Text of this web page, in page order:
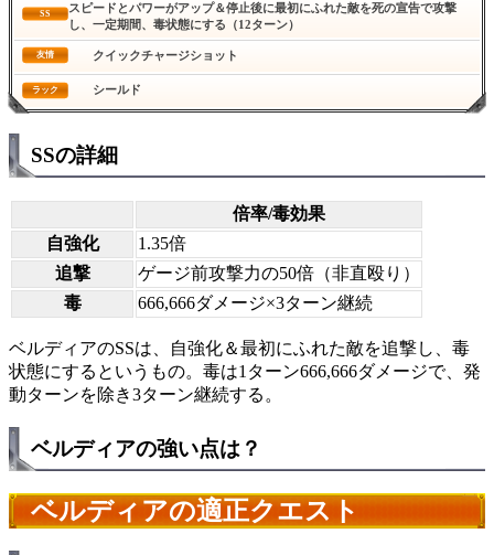
SS
スピードとパワーがアップ＆停止後に最初にふれた敵を死の宣告で攻撃
し、一定期間、毒状態にする（12ターン）
友情 クイックチャージショット
ラック シールド
SSの詳細
倍率/毒効果
自強化
1.35倍
追撃
ゲージ前攻撃力の50倍（非直殴り）
毒
666,666ダメージ×3ターン継続
ベルディアのSSは、自強化＆最初にふれた敵を追撃し、毒
状態にするというもの。毒は1ターン666,666ダメージで、発
動ターンを除き3ターン継続する。
ベルディアの強い点は？
ベルディアの適正クエスト